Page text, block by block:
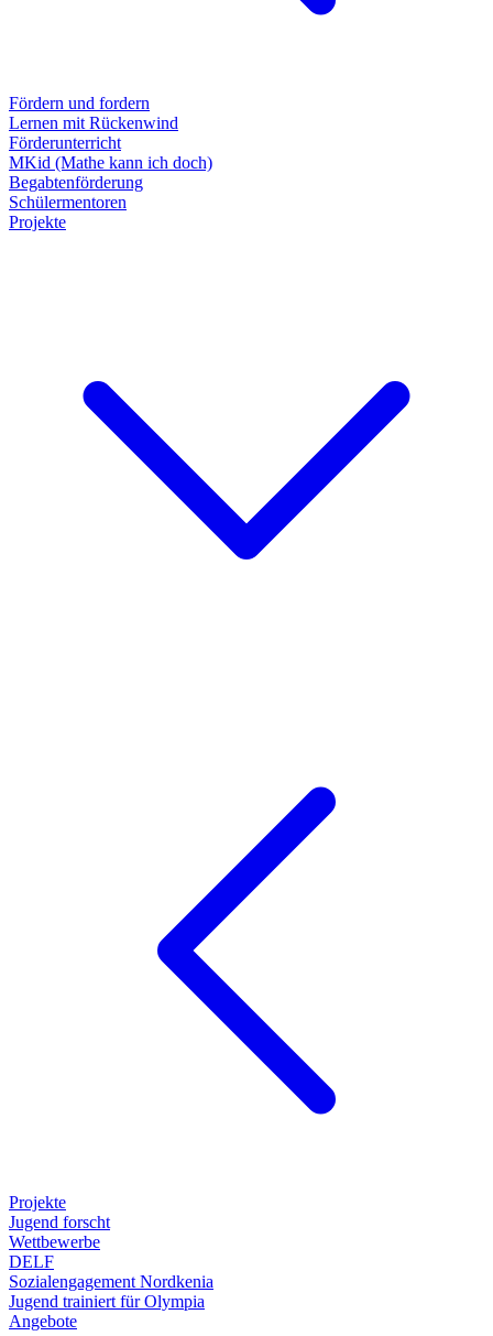
Fördern und fordern
Lernen mit Rückenwind
Förderunterricht
MKid (Mathe kann ich doch)
Begabtenförderung
Schülermentoren
Projekte
Projekte
Jugend forscht
Wettbewerbe
DELF
Sozialengagement Nordkenia
Jugend trainiert für Olympia
Angebote